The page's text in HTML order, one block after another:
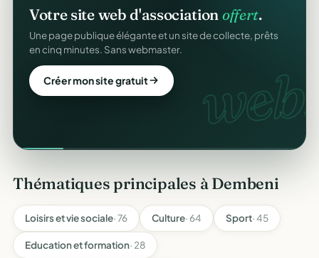
web.
Votre site web d'association offert.
Une page publique élégante et un site de collecte, prêts
en cinq minutes. Sans webmaster.
Créer mon site gratuit
Thématiques principales à Dembeni
Loisirs et vie sociale· 76 Culture· 64 Sport· 45
Education et formation· 28